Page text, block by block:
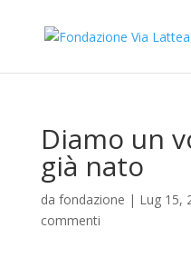
Diamo un
già nato
da fondazione | Lug 15,
commenti